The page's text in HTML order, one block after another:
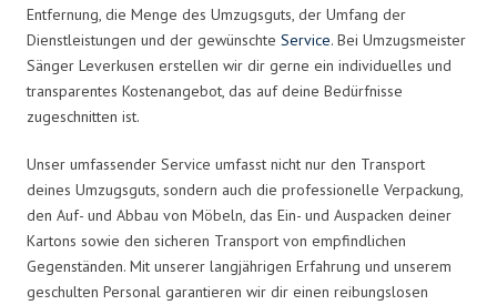
Entfernung, die Menge des Umzugsguts, der Umfang der
Dienstleistungen und der gewünschte Service. Bei Umzugsmeister
Sänger Leverkusen erstellen wir dir gerne ein individuelles und
transparentes Kostenangebot, das auf deine Bedürfnisse
zugeschnitten ist.
Unser umfassender Service umfasst nicht nur den Transport
deines Umzugsguts, sondern auch die professionelle Verpackung,
den Auf- und Abbau von Möbeln, das Ein- und Auspacken deiner
Kartons sowie den sicheren Transport von empfindlichen
Gegenständen. Mit unserer langjährigen Erfahrung und unserem
geschulten Personal garantieren wir dir einen reibungslosen